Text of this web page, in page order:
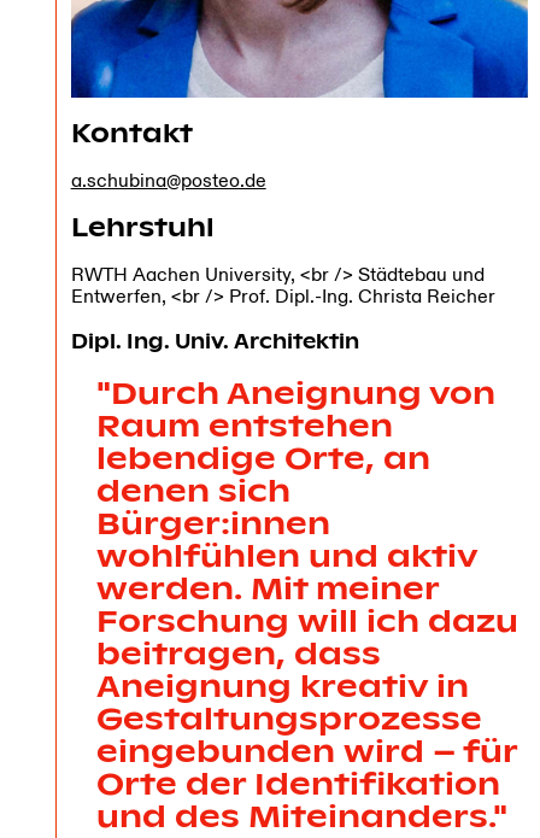
Kontakt
a.schubina@posteo.de
Lehrstuhl
RWTH Aachen University, <br /> Städtebau und
Entwerfen, <br /> Prof. Dipl.-Ing. Christa Reicher
Dipl. Ing. Univ. Architektin
"Durch Aneignung von
Raum entstehen
lebendige Orte, an
denen sich
Bürger:innen
wohlfühlen und aktiv
werden. Mit meiner
Forschung will ich dazu
beitragen, dass
Aneignung kreativ in
Gestaltungsprozesse
eingebunden wird – für
Orte der Identifikation
und des Miteinanders."